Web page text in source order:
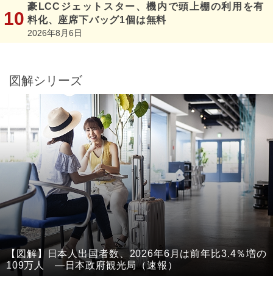
豪LCCジェットスター、機内で頭上棚の利用を有
料化、座席下バッグ1個は無料
2026年8月6日
図解シリーズ
【図解】日本人出国者数、2026年6月は前年比3.4％増の
109万人 ―日本政府観光局（速報）